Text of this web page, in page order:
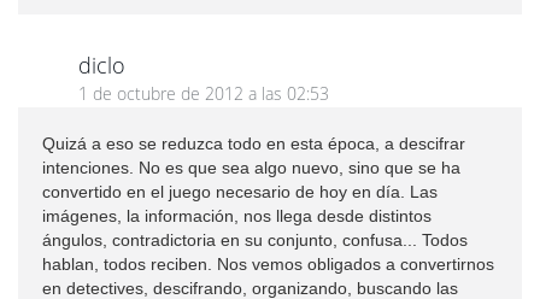
diclo
1 de octubre de 2012 a las 02:53
Quizá a eso se reduzca todo en esta época, a descifrar
intenciones. No es que sea algo nuevo, sino que se ha
convertido en el juego necesario de hoy en día. Las
imágenes, la información, nos llega desde distintos
ángulos, contradictoria en su conjunto, confusa... Todos
hablan, todos reciben. Nos vemos obligados a convertirnos
en detectives, descifrando, organizando, buscando las